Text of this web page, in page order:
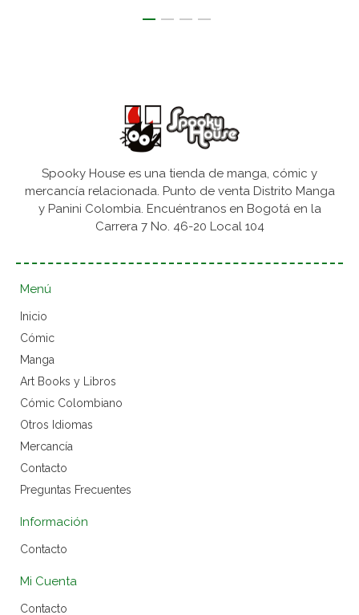
Spooky House es una tienda de manga, cómic y
mercancía relacionada. Punto de venta Distrito Manga
y Panini Colombia. Encuéntranos en Bogotá en la
Carrera 7 No. 46-20 Local 104
Menú
Inicio
Cómic
Manga
Art Books y Libros
Cómic Colombiano
Otros Idiomas
Mercancía
Contacto
Preguntas Frecuentes
Información
Contacto
Mi Cuenta
Contacto